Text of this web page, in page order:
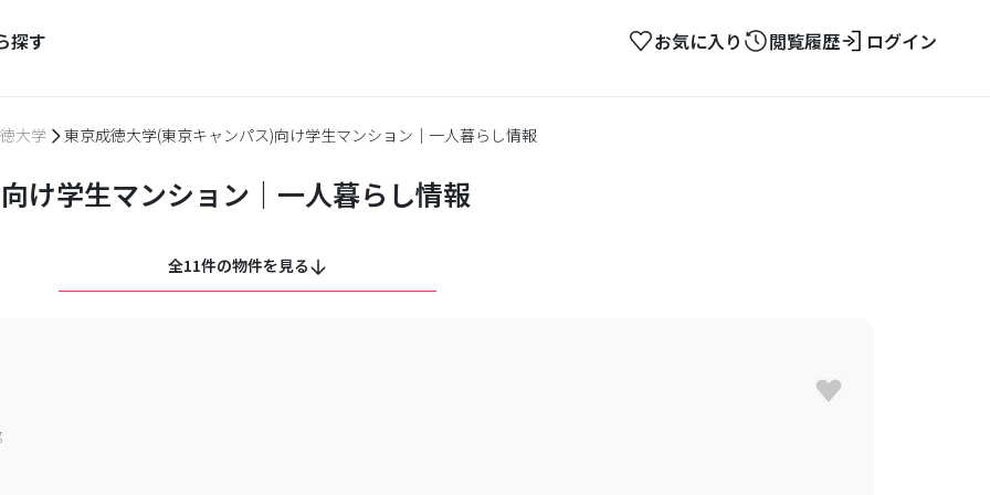
探す お気に入り 閲覧履歴 ログイン
大学 東京成徳大学(東京キャンパス)向け学生マンション｜一人暮らし情報
け学生マンション｜一人暮らし情報
全11件の物件を見る